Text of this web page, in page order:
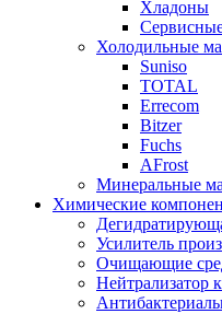
Хладоны
Холодильные
Suniso
TOTAL
Errecom
Bitzer
Fuchs
AFrost
Минеральные
Химические
Усилитель
Очищающие
Нейтрализатор